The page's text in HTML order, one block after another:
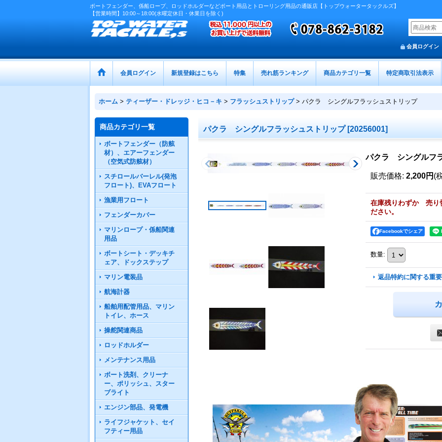
ボートフェンダー、係船ロープ、ロッドホルダーなどボート用品とトローリング用品の通販店【トップウォータータックルズ】
【営業時間】10:00～18:00(水曜定休日・休業日を除く)
会員ログイン
会員ログイン 新規登録はこちら 特集 売れ筋ランキング 商品カテゴリ一覧 特定商取引法表示
ホーム > ティーザー・ドレッジ・ヒコ－キ > フラッシュストリップ > パクラ シングルフラッシュストリップ
商品カテゴリ一覧
ボートフェンダー（防舷
材）、エアーフェンダー
（空気式防舷材）
スチロールバーレル(発泡
フロート)、EVAフロート
漁業用フロート
フェンダーカバー
マリンロープ・係船関連
用品
ボートシート・デッキチ
ェア、ドックステップ
マリン電装品
航海計器
船舶用配管用品、マリン
トイレ、ホース
操舵関連商品
ロッドホルダー
メンテナンス用品
ボート洗剤、クリーナ
ー、ポリッシュ、スター
ブライト
エンジン部品、発電機
ライフジャケット、セイ
フティー用品
パクラ シングルフラッシュストリップ [20256001]
パクラ シングルフ
販売価格: 2,200円 (
在庫残りわずか 売り
ださい。
Facebookでシェア
数量:
返品特約に関する重